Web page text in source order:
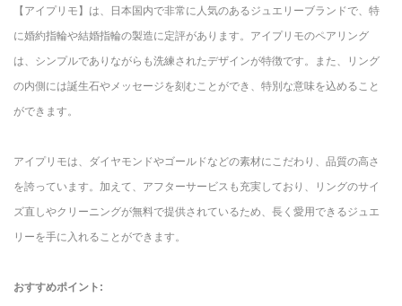
【アイプリモ】は、日本国内で非常に人気のあるジュエリーブランドで、特
に婚約指輪や結婚指輪の製造に定評があります。アイプリモのペアリング
は、シンプルでありながらも洗練されたデザインが特徴です。また、リング
の内側には誕生石やメッセージを刻むことができ、特別な意味を込めること
ができます。
アイプリモは、ダイヤモンドやゴールドなどの素材にこだわり、品質の高さ
を誇っています。加えて、アフターサービスも充実しており、リングのサイ
ズ直しやクリーニングが無料で提供されているため、長く愛用できるジュエ
リーを手に入れることができます。
おすすめポイント: